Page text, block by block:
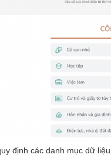
định các danh mục dữ